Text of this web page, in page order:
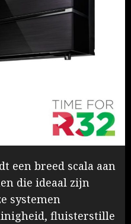
een breed scala aan
die ideaal zijn
systemen
fluisterstille